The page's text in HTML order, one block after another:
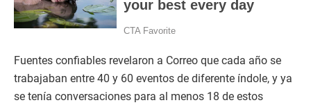
Fuentes confiables revelaron a Correo que cada año se
trabajaban entre 40 y 60 eventos de diferente índole, y ya
se tenía conversaciones para al menos 18 de estos